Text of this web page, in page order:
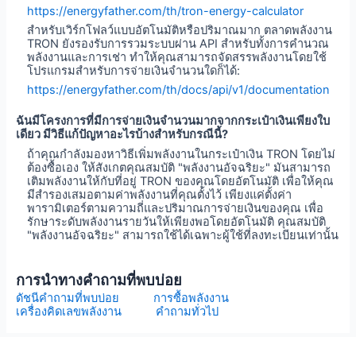
https://energyfather.com/th/tron-energy-calculator
สำหรับเวิร์กโฟลว์แบบอัตโนมัติหรือปริมาณมาก ตลาดพลังงาน
TRON ยังรองรับการรวมระบบผ่าน API สำหรับทั้งการคำนวณ
พลังงานและการเช่า ทำให้คุณสามารถจัดสรรพลังงานโดยใช้
โปรแกรมสำหรับการจ่ายเงินจำนวนใดก็ได้:
https://energyfather.com/th/docs/api/v1/documentation
ฉันมีโครงการที่มีการจ่ายเงินจำนวนมากจากกระเป๋าเงินเพียงใบ
เดียว มีวิธีแก้ปัญหาอะไรบ้างสำหรับกรณีนี้?
ถ้าคุณกำลังมองหาวิธีเพิ่มพลังงานในกระเป๋าเงิน TRON โดยไม่
ต้องซื้อเอง ให้สังเกตคุณสมบัติ "พลังงานอัจฉริยะ" มันสามารถ
เติมพลังงานให้กับที่อยู่ TRON ของคุณโดยอัตโนมัติ เพื่อให้คุณ
มีสำรองเสมอตามค่าพลังงานที่คุณตั้งไว้ เพียงแค่ตั้งค่า
พารามิเตอร์ตามความถี่และปริมาณการจ่ายเงินของคุณ เพื่อ
รักษาระดับพลังงานรายวันให้เพียงพอโดยอัตโนมัติ คุณสมบัติ
"พลังงานอัจฉริยะ" สามารถใช้ได้เฉพาะผู้ใช้ที่ลงทะเบียนเท่านั้น
การนำทางคำถามที่พบบ่อย
ดัชนีคำถามที่พบบ่อย
การซื้อพลังงาน
เครื่องคิดเลขพลังงาน
คำถามทั่วไป